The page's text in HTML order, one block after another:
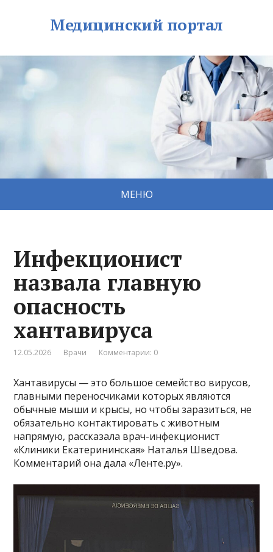
Медицинский портал
МЕНЮ
Инфекционист
назвала главную
опасность
хантавируса
12.05.2026 Врачи Комментарии: 0
Хантавирусы — это большое семейство вирусов,
главными переносчиками которых являются
обычные мыши и крысы, но чтобы заразиться, не
обязательно контактировать с животным
напрямую, рассказала врач-инфекционист
«Клиники Екатерининская» Наталья Шведова.
Комментарий она дала «Ленте.ру».